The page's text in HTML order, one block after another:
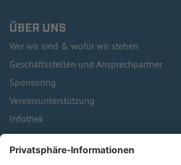
ÜBER UNS
Wer wir sind & wofür wir stehen
Geschäftsstellen und Ansprechpartner
Sponsoring
Vereinsunterstützung
Infothek
Kontakt